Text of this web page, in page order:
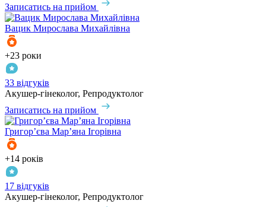
Записатись на прийом
Вацик Мирослава Михайлівна
+23 роки
33 відгуків
Акушер-гінеколог, Репродуктолог
Записатись на прийом
Григор’єва Мар’яна Ігорівна
+14 років
17 відгуків
Акушер-гінеколог, Репродуктолог